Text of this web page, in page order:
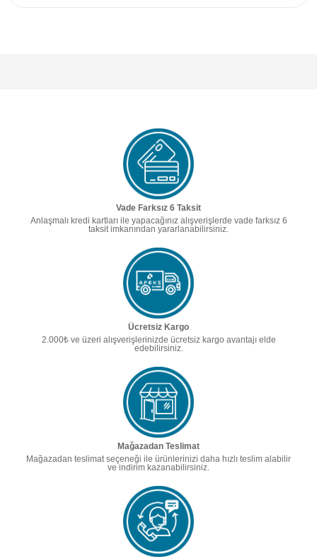
Vade Farksız 6 Taksit
Anlaşmalı kredi kartları ile yapacağınız alışverişlerde vade farksız 6
taksit imkanından yararlanabilirsiniz.
Ücretsiz Kargo
2.000₺ ve üzeri alışverişlerinizde ücretsiz kargo avantajı elde
edebilirsiniz.
Mağazadan Teslimat
Mağazadan teslimat seçeneği ile ürünlerinizi daha hızlı teslim alabilir
ve indirim kazanabilirsiniz.